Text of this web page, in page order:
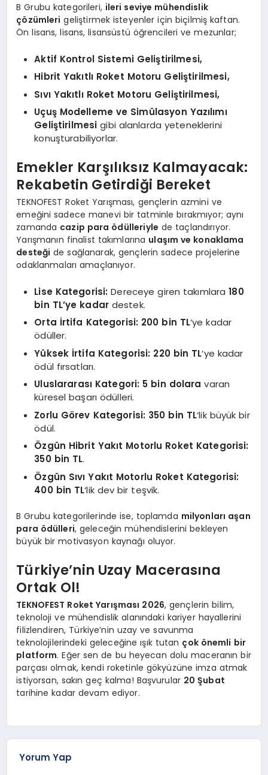
B Grubu kategorileri, ileri seviye mühendislik
çözümleri geliştirmek isteyenler için biçilmiş kaftan.
Ön lisans, lisans, lisansüstü öğrencileri ve mezunlar;
Aktif Kontrol Sistemi Geliştirilmesi,
Hibrit Yakıtlı Roket Motoru Geliştirilmesi,
Sıvı Yakıtlı Roket Motoru Geliştirilmesi,
Uçuş Modelleme ve Simülasyon Yazılımı
Geliştirilmesi gibi alanlarda yeteneklerini
konuşturabiliyorlar.
Emekler Karşılıksız Kalmayacak:
Rekabetin Getirdiği Bereket
TEKNOFEST Roket Yarışması, gençlerin azmini ve
emeğini sadece manevi bir tatminle bırakmıyor; aynı
zamanda cazip para ödülleriyle de taçlandırıyor.
Yarışmanın finalist takımlarına ulaşım ve konaklama
desteği de sağlanarak, gençlerin sadece projelerine
odaklanmaları amaçlanıyor.
Lise Kategorisi: Dereceye giren takımlara180
bin TL’ye kadardestek.
Orta İrtifa Kategorisi: 200 bin TL‘ye kadar
ödüller.
Yüksek İrtifa Kategorisi: 220 bin TL‘ye kadar
ödül fırsatları.
Uluslararası Kategori: 5 bin dolara varan
küresel başarı ödülleri.
Zorlu Görev Kategorisi: 350 bin TL‘lik büyük bir
ödül.
Özgün Hibrit Yakıt Motorlu Roket Kategorisi:
350 bin TL.
Özgün Sıvı Yakıt Motorlu Roket Kategorisi:
400 bin TL‘lik dev bir teşvik.
B Grubu kategorilerinde ise, toplamda milyonları aşan
para ödülleri, geleceğin mühendislerini bekleyen
büyük bir motivasyon kaynağı oluyor.
Türkiye’nin Uzay Macerasına
Ortak Ol!
TEKNOFEST Roket Yarışması 2026, gençlerin bilim,
teknoloji ve mühendislik alanındaki kariyer hayallerini
filizlendiren, Türkiye’nin uzay ve savunma
teknolojilerindeki geleceğine ışık tutan çok önemli bir
platform. Eğer sen de bu heyecan dolu maceranın bir
parçası olmak, kendi roketinle gökyüzüne imza atmak
istiyorsan, sakın geç kalma! Başvurular 20 Şubat
tarihine kadar devam ediyor.
Yorum Yap